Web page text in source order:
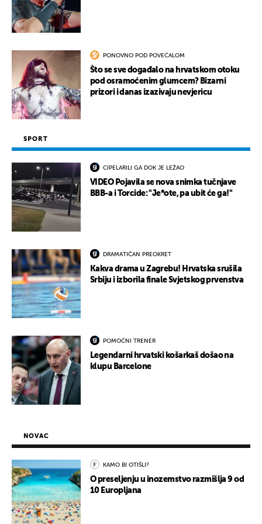
PONOVNO POD POVEĆALOM
Što se sve događalo na hrvatskom otoku
pod osramoćenim glumcem? Bizarni
prizori i danas izazivaju nevjericu
SPORT
CIPELARILI GA DOK JE LEŽAO
VIDEO Pojavila se nova snimka tučnjave
BBB-a i Torcide: "Je*ote, pa ubit će ga!"
DRAMATIČAN PREOKRET
Kakva drama u Zagrebu! Hrvatska srušila
Srbiju i izborila finale Svjetskog prvenstva
POMOĆNI TRENER
Legendarni hrvatski košarkaš došao na
klupu Barcelone
NOVAC
KAMO BI OTIŠLI?
O preseljenju u inozemstvo razmišlja 9 od
10 Europljana